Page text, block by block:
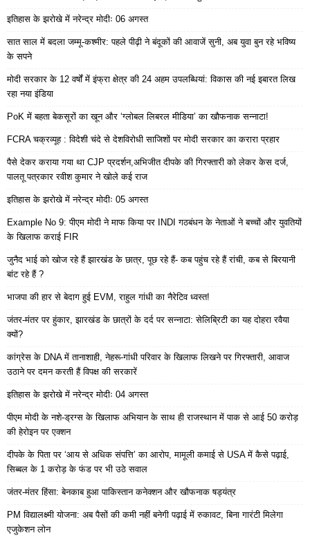
इतिहास के झरोखे में नरेन्द्र मोदीः 06 अगस्त
सात साल में बदला जम्मू-कश्मीर: पहले पीढ़ी ने बंदूकों की आवाजें सुनी, अब युवा बुन रहे भविष्य
के सपने
मोदी सरकार के 12 वर्षों में इंफ्रा क्षेत्र की 24 अहम उपलब्धियां: विकास की नई इबारत लिख
रहा नया इंडिया
PoK में बहता बेकसूरों का खून और ‘ग्लोबल लिबरल मीडिया’ का खौफनाक सन्नाटा!
FCRA चक्रव्यूह : विदेशी चंदे से देशविरोधी साजिशों पर मोदी सरकार का करारा प्रहार
पैसे देकर कराया गया था CJP प्रदर्शन,अभिजीत दीपके की गिरफ्तारी को लेकर केस दर्ज,
पालतू पत्रकार रवीश कुमार ने खोले कई राज
इतिहास के झरोखे में नरेन्द्र मोदीः 05 अगस्त
Example No 9: पीएम मोदी ने माफ किया पर INDI गठबंधन के नेताओं ने बच्चों और युवतियों
के खिलाफ कराई FIR
जुनैद भाई को खोज रहे हैं झारखंड के छात्र, पूछ रहे हैं- कब पहुंच रहे हैं रांची, कब से बिरयानी
बांट रहे हैं ?
भाजपा की हार से बेदाग हुई EVM, राहुल गांधी का नैरेटिव ध्वस्त!
जंतर-मंतर पर हुंकार, झारखंड के छात्रों के दर्द पर सन्नाटा: सेलिब्रिटी का यह दोहरा रवैया
क्यों?
कांग्रेस के DNA में तानाशाही, नेहरू-गांधी परिवार के खिलाफ लिखने पर गिरफ्तारी, आवाज
उठाने पर दमन करती हैं विपक्ष की सरकारें
इतिहास के झरोखे में नरेन्द्र मोदीः 04 अगस्त
पीएम मोदी के नशे-ड्रग्स के खिलाफ अभियान के साथ ही राजस्थान में पाक से आई 50 करोड़
की हेरोइन पर एक्शन
दीपके के पिता पर ‘आय से अधिक संपत्ति’ का आरोप, मामूली कमाई से USA में कैसे पढ़ाई,
सिब्बल के 1 करोड़ के फंड पर भी उठे सवाल
जंतर-मंतर हिंसा: बेनकाब हुआ पाकिस्तान कनेक्शन और खौफनाक षड्यंत्र
PM विद्यालक्ष्मी योजना: अब पैसों की कमी नहीं बनेगी पढ़ाई में रुकावट, बिना गारंटी मिलेगा
एजुकेशन लोन